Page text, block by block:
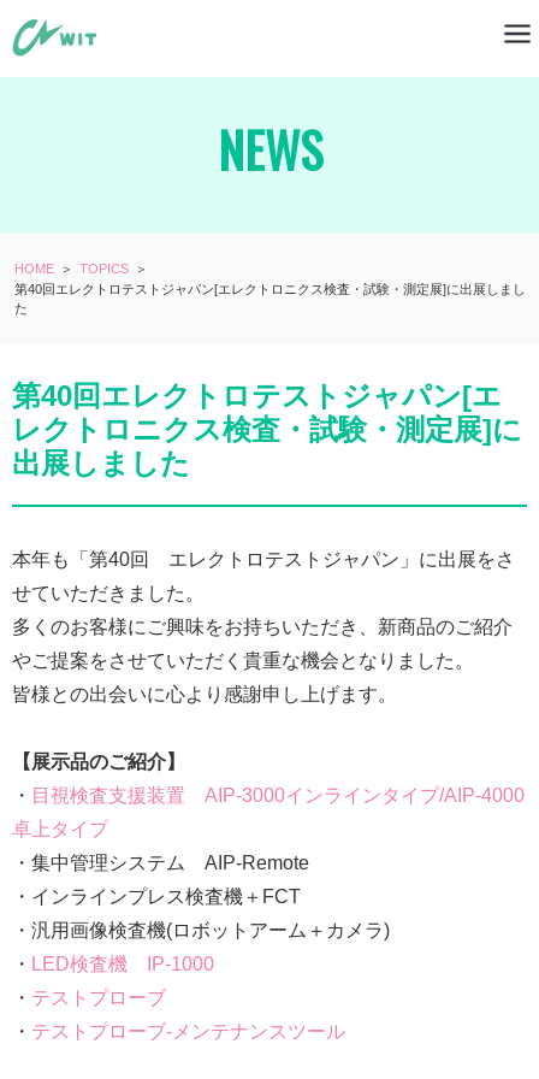
NEWS
HOME ＞ TOPICS
＞
第40回エレクトロテストジャパン[エレクトロニクス検査・試験・測定展]に出展しまし
た
第40回エレクトロテストジャパン[エ
レクトロニクス検査・試験・測定展]に
出展しました
本年も「第40回 エレクトロテストジャパン」に出展をさ
せていただきました。
多くのお客様にご興味をお持ちいただき、新商品のご紹介
やご提案をさせていただく貴重な機会となりました。
皆様との出会いに心より感謝申し上げます。
【展示品のご紹介】
・ 目視検査支援装置 AIP-3000インラインタイプ/AIP-4000
卓上タイプ
・集中管理システム AIP-Remote
・インラインプレス検査機＋FCT
・汎用画像検査機(ロボットアーム＋カメラ)
・ LED検査機 IP-1000
・ テストプローブ
・ テストプローブ-メンテナンスツール